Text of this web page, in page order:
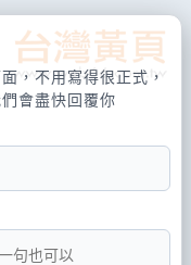
，不用寫得很正式，
會盡快回覆你